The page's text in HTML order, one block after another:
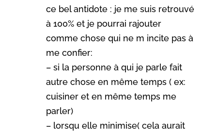
ce bel antidote : je me suis retrouvé
à 100% et je pourrai rajouter
comme chose qui ne m incite pas à
me confier:
– si la personne à qui je parle fait
autre chose en même temps ( ex:
cuisiner et en même temps me
parler)
– lorsqu elle minimise( cela aurait